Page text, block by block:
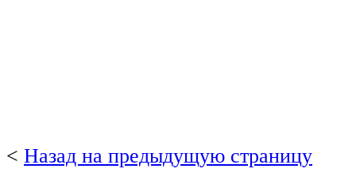
< Назад на предыдущую страницу